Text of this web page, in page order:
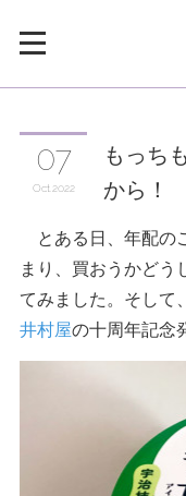
07
Oct 2022
もっち
から！
とある日、年配の
まり、買おうかどう
てみました。そし
井村屋の十周年記念